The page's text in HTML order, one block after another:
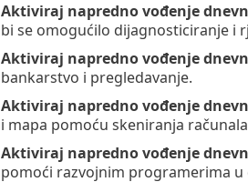
Aktiviraj napredno vođenje
bi se omogućilo dijagnosticiranje i
Aktiviraj napredno vođenje
bankarstvo i pregledavanje.
Aktiviraj napredno vođenje
i mapa pomoću skeniranja
Aktiviraj napredno vođenje
pomoći razvojnim programerima